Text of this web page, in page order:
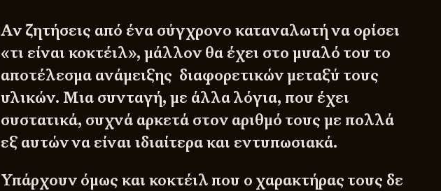
Αν ζητήσεις από ένα σύγχρονο καταναλωτή να ορίσει
«τι είναι κοκτέιλ», μάλλον θα έχει στο μυαλό του το
αποτέλεσμα ανάμειξης διαφορετικών μεταξύ τους
υλικών. Μια συνταγή, με άλλα λόγια, που έχει
συστατικά, συχνά αρκετά στον αριθμό τους με πολλά
εξ αυτών να είναι ιδιαίτερα και εντυπωσιακά.
Υπάρχουν όμως και κοκτέιλ που ο χαρακτήρας τους δε